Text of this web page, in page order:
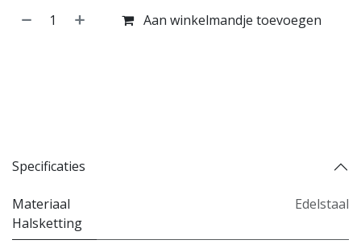
Aan winkelmandje toevoegen
Specificaties
Materiaal
Halsketting
Edelstaal